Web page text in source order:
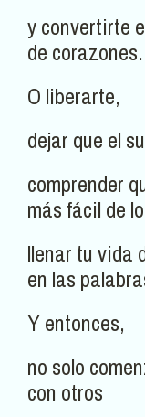
y convertirte
de corazones.
O liberarte,
dejar que el
comprender
más fácil de
llenar tu vida
en las
Y entonces,
no solo
con otros